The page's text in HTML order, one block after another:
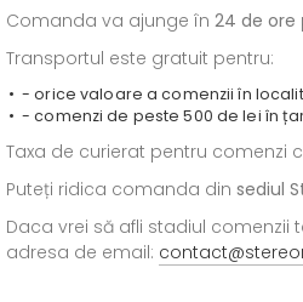
Comanda va ajunge în 24 de ore
Transportul este gratuit pentru:
- orice valoare a comenzii în
- comenzi de peste 500 de lei în
Taxa de curierat pentru comenzi
Puteți ridica comanda din sediul
Daca vrei să afli stadiul comenzii
adresa de email: